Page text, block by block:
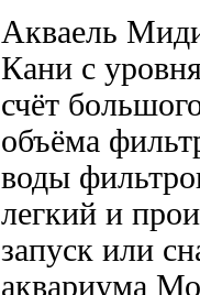
Акваель
Кани с
счёт
объёма
воды
легкий и
запуск или
аквариума